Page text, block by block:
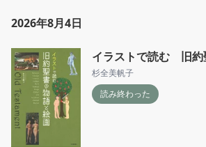
2026年8月4日
イラストで読む 旧約
杉全美帆子
読み終わった